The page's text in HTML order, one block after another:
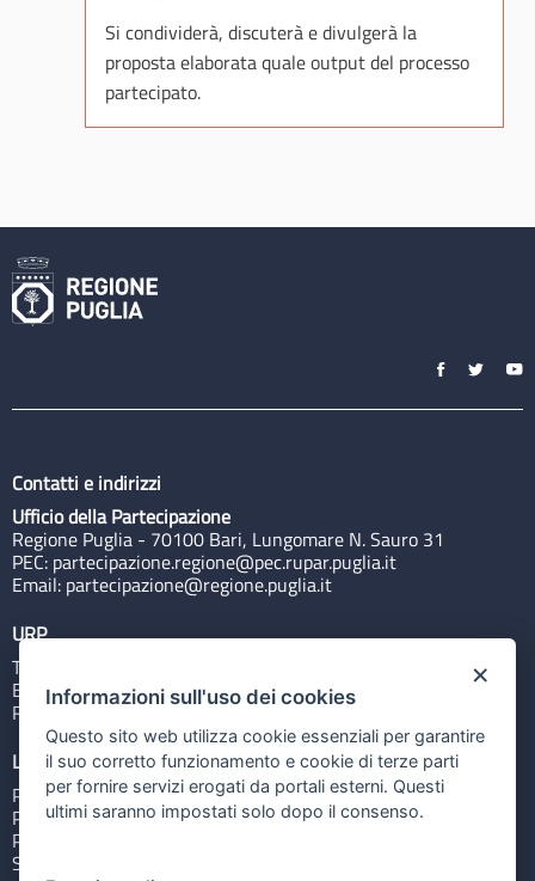
Si condividerà, discuterà e divulgerà la
proposta elaborata quale output del processo
partecipato.
Contatti e indirizzi
Ufficio della Partecipazione
Regione Puglia - 70100 Bari, Lungomare N. Sauro 31
PEC: partecipazione.regione@pec.rupar.puglia.it
Email: partecipazione@regione.puglia.it
URP
Tel: 800713939
Email:quiregione@regione.puglia.it
Rubrica
Link utili
Portale Istituzionale
PO FESR Puglia 2014-2020
PSR Puglia 2014-2020
Sistema Puglia
×
Informazioni sull'uso dei cookies
Questo sito web utilizza cookie essenziali per garantire
il suo corretto funzionamento e cookie di terze parti
per fornire servizi erogati da portali esterni. Questi
ultimi saranno impostati solo dopo il consenso.